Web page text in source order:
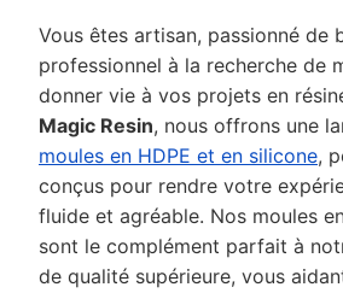
Vous êtes artisan, passionné de
professionnel à la recherche de
donner vie à vos projets en
Magic Resin, nous offrons une
moules en HDPE et en silicone,
conçus pour rendre votre
fluide et agréable. Nos moules
sont le complément parfait à
de qualité supérieure, vous